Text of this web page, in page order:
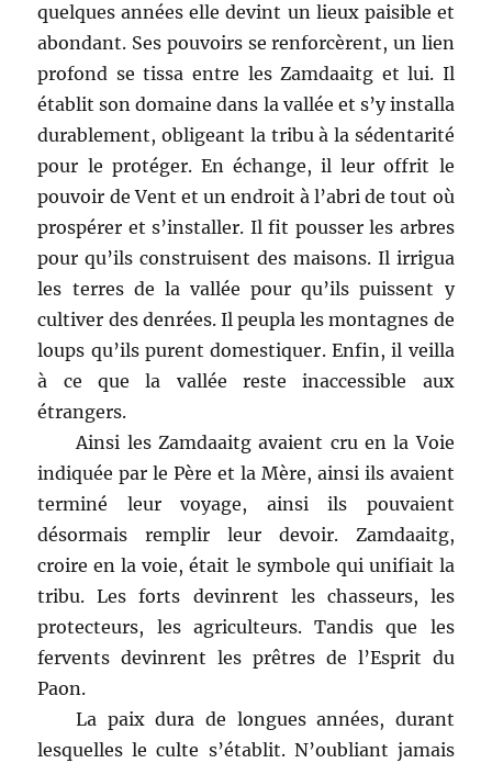
quelques années elle devint un lieux paisible et
abondant. Ses pouvoirs se renforcèrent, un lien
profond se tissa entre les Zamdaaitg et lui. Il
établit son domaine dans la vallée et s’y installa
durablement, obligeant la tribu à la sédentarité
pour le protéger. En échange, il leur offrit le
pouvoir de Vent et un endroit à l’abri de tout où
prospérer et s’installer. Il fit pousser les arbres
pour qu’ils construisent des maisons. Il irrigua
les terres de la vallée pour qu’ils puissent y
cultiver des denrées. Il peupla les montagnes de
loups qu’ils purent domestiquer. Enfin, il veilla
à ce que la vallée reste inaccessible aux
étrangers.
Ainsi les Zamdaaitg avaient cru en la Voie
indiquée par le Père et la Mère, ainsi ils avaient
terminé leur voyage, ainsi ils pouvaient
désormais remplir leur devoir. Zamdaaitg,
croire en la voie, était le symbole qui unifiait la
tribu. Les forts devinrent les chasseurs, les
protecteurs, les agriculteurs. Tandis que les
fervents devinrent les prêtres de l’Esprit du
Paon.
La paix dura de longues années, durant
lesquelles le culte s’établit. N’oubliant jamais